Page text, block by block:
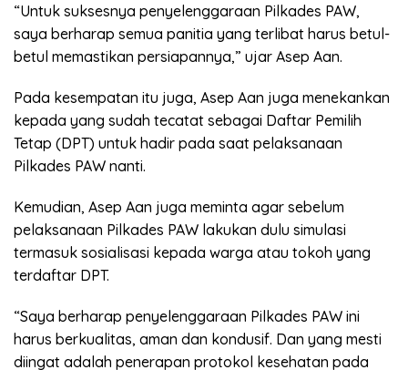
“Untuk suksesnya penyelenggaraan Pilkades PAW,
saya berharap semua panitia yang terlibat harus betul-
betul memastikan persiapannya,” ujar Asep Aan.
Pada kesempatan itu juga, Asep Aan juga menekankan
kepada yang sudah tecatat sebagai Daftar Pemilih
Tetap (DPT) untuk hadir pada saat pelaksanaan
Pilkades PAW nanti.
Kemudian, Asep Aan juga meminta agar sebelum
pelaksanaan Pilkades PAW lakukan dulu simulasi
termasuk sosialisasi kepada warga atau tokoh yang
terdaftar DPT.
“Saya berharap penyelenggaraan Pilkades PAW ini
harus berkualitas, aman dan kondusif. Dan yang mesti
diingat adalah penerapan protokol kesehatan pada